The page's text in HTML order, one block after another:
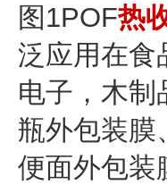
图1POF热
泛应用在食
电子，木制
瓶外包装膜
便面外包装